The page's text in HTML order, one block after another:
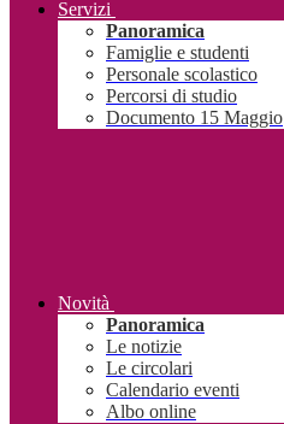
Servizi
Panoramica
Famiglie e studenti
Personale scolastico
Percorsi di studio
Documento 15 Maggio
Novità
Panoramica
Le notizie
Le circolari
Calendario eventi
Albo online